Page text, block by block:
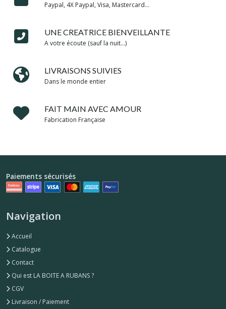
Paypal, 4X Paypal, Visa, Mastercard...
UNE CREATRICE BIENVEILLANTE
A votre écoute (sauf la nuit...)
LIVRAISONS SUIVIES
Dans le monde entier
FAIT MAIN AVEC AMOUR
Fabrication Française
Paiements sécurisés
Navigation
Accueil
Catalogue
Contact
Qui est LA BOITE A RUBANS ?
CGV
Livraison / Paiement